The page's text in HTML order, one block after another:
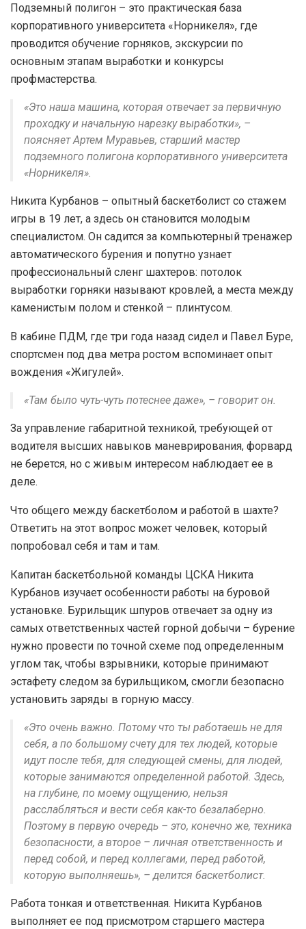
Подземный полигон – это практическая база
корпоративного университета «Норникеля», где
проводится обучение горняков, экскурсии по
основным этапам выработки и конкурсы
профмастерства.
«Это наша машина, которая отвечает за первичную
проходку и начальную нарезку выработки», –
поясняет Артем Муравьев, старший мастер
подземного полигона корпоративного университета
«Норникеля».
Никита Курбанов – опытный баскетболист со стажем
игры в 19 лет, а здесь он становится молодым
специалистом. Он садится за компьютерный тренажер
автоматического бурения и попутно узнает
профессиональный сленг шахтеров: потолок
выработки горняки называют кровлей, а места между
каменистым полом и стенкой – плинтусом.
В кабине ПДМ, где три года назад сидел и Павел Буре,
спортсмен под два метра ростом вспоминает опыт
вождения «Жигулей».
«Там было чуть-чуть потеснее даже», – говорит он.
За управление габаритной техникой, требующей от
водителя высших навыков маневрирования, форвард
не берется, но с живым интересом наблюдает ее в
деле.
Что общего между баскетболом и работой в шахте?
Ответить на этот вопрос может человек, который
попробовал себя и там и там.
Капитан баскетбольной команды ЦСКА Никита
Курбанов изучает особенности работы на буровой
установке. Бурильщик шпуров отвечает за одну из
самых ответственных частей горной добычи – бурение
нужно провести по точной схеме под определенным
углом так, чтобы взрывники, которые принимают
эстафету следом за бурильщиком, смогли безопасно
установить заряды в горную массу.
«Это очень важно. Потому что ты работаешь не для
себя, а по большому счету для тех людей, которые
идут после тебя, для следующей смены, для людей,
которые занимаются определенной работой. Здесь,
на глубине, по моему ощущению, нельзя
расслабляться и вести себя как-то безалаберно.
Поэтому в первую очередь – это, конечно же, техника
безопасности, а второе – личная ответственность и
перед собой, и перед коллегами, перед работой,
которую выполняешь», – делится баскетболист.
Работа тонкая и ответственная. Никита Курбанов
выполняет ее под присмотром старшего мастера